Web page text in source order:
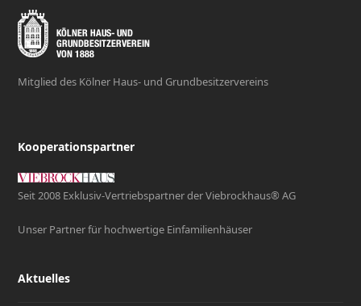
Mitglied des Kölner Haus- und Grundbesitzervereins
Kooperationspartner
Seit 2008 Exklusiv-Vertriebspartner der Viebrockhaus® AG
Unser Partner für hochwertige Einfamilienhäuser
Aktuelles